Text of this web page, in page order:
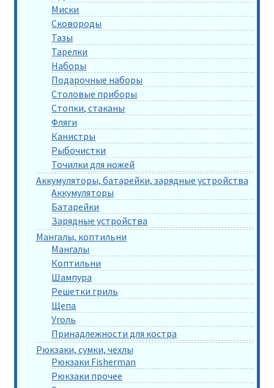
Миски
Сковороды
Тазы
Тарелки
Наборы
Подарочные наборы
Столовые приборы
Стопки, стаканы
Фляги
Канистры
Рыбочистки
Точилки для ножей
Аккумуляторы, батарейки, зарядные устройства
Аккумуляторы
Батарейки
Зарядные устройства
Мангалы, коптильни
Мангалы
Коптильни
Шампура
Решетки гриль
Щепа
Уголь
Принадлежности для костра
Рюкзаки, сумки, чехлы
Рюкзаки Fisherman
Рюкзаки прочее